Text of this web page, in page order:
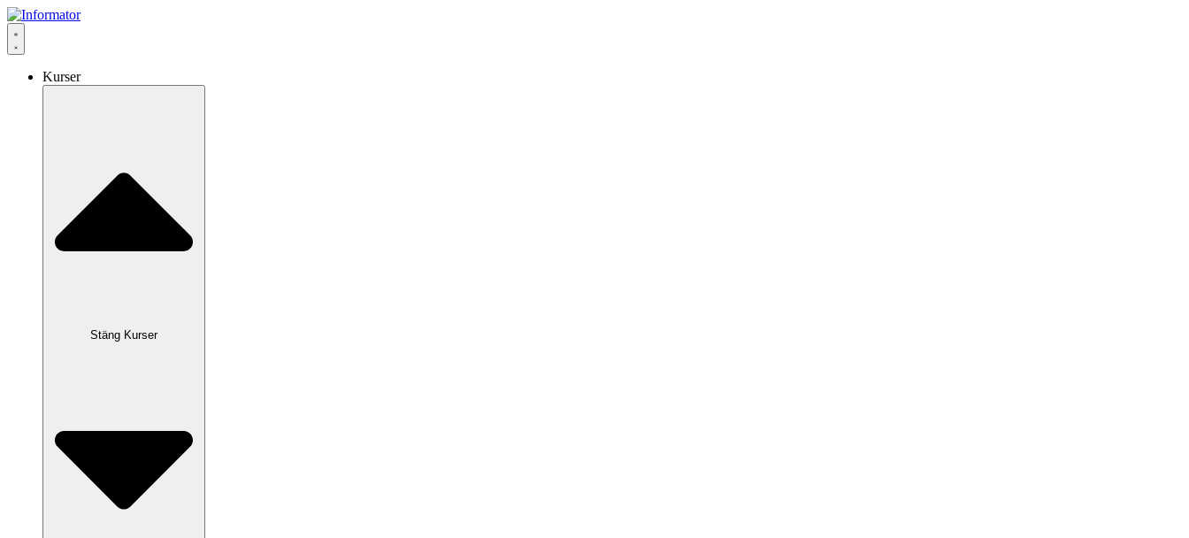
Hoppa
till
innehåll
Kurser
Stäng Kurser